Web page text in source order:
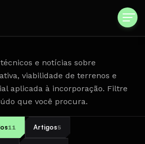
e notícias sobre
viabilidade de terrenos e
aplicada à incorporação. Filtre
que você procura.
11 Artigos5